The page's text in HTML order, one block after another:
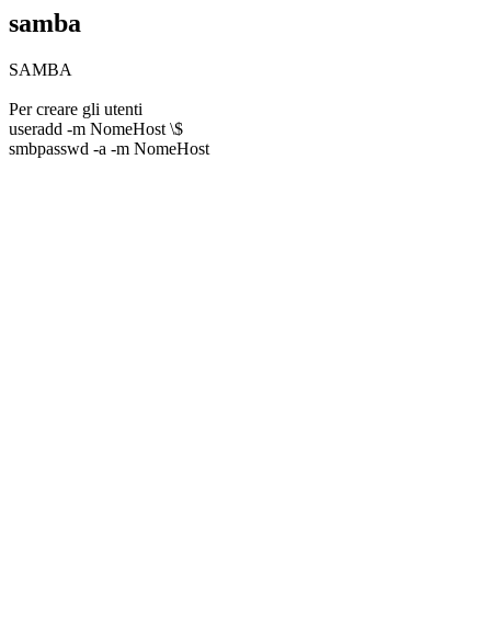
samba
SAMBA
Per creare gli utenti
useradd -m NomeHost \$
smbpasswd -a -m NomeHost